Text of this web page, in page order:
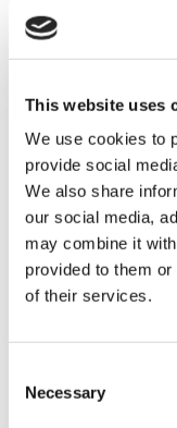
This website uses
We use cookies to
provide social
We also share
our social media,
may combine it
provided to them
of their services.
Selection
Necessary
Увеличение
Глубокая
Липосакция 360
Повторная
Лифтинг
J-Plasma
Операция V-line
Smart Lipo
Липофилинг
Липосакция